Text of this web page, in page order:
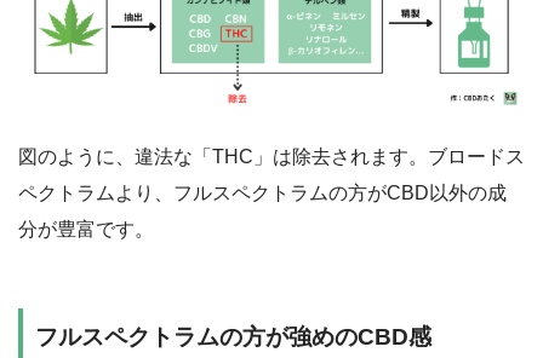
図のように、違法な「THC」は除去されます。ブロードス
ペクトラムより、フルスペクトラムの方がCBD以外の成
分が豊富です。
フルスペクトラムの方が強めのCBD感